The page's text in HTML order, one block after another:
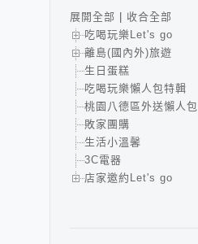
展開全部
收合全部
吃喝玩樂Let's go
離島(國內外)旅遊
生日蛋糕
吃喝玩樂懶人包特輯
桃園八德區外送懶人包
敗家團購
生活小溫馨
3C電器
店家邀約Let's go